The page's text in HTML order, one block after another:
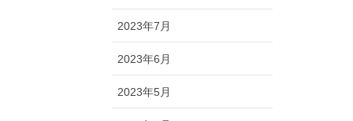
2023年7月
2023年6月
2023年5月